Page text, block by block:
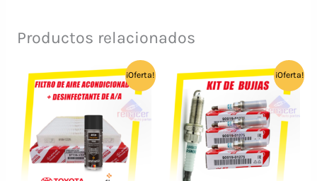
Productos relacionados
¡Oferta! ¡Oferta!